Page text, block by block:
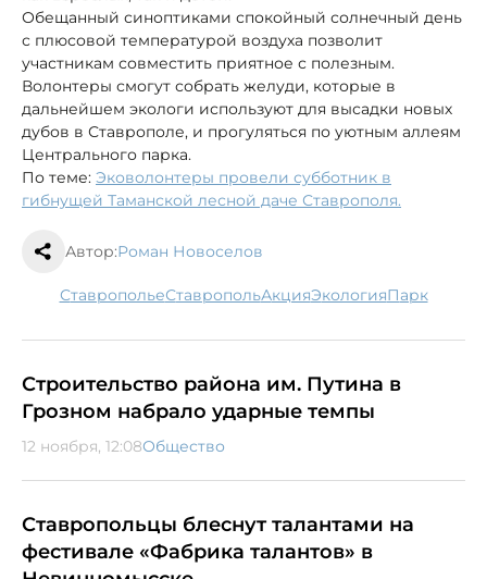
Обещанный синоптиками спокойный солнечный день
с плюсовой температурой воздуха позволит
участникам совместить приятное с полезным.
Волонтеры смогут собрать желуди, которые в
дальнейшем экологи используют для высадки новых
дубов в Ставрополе, и прогуляться по уютным аллеям
Центрального парка.
По теме: Эковолонтеры провели субботник в
гибнущей Таманской лесной даче Ставрополя.
Автор:Роман Новоселов
Ставрополье Ставрополь акция экология парк
Строительство района им. Путина в
Грозном набрало ударные темпы
12 ноября, 12:08Общество
Ставропольцы блеснут талантами на
фестивале «Фабрика талантов» в